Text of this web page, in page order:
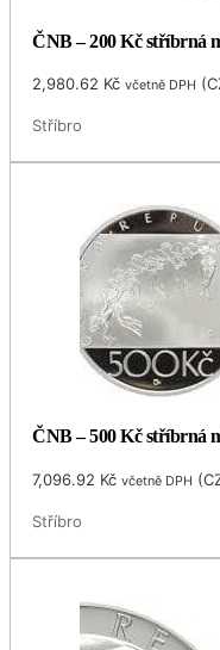
ČNB – 200 Kč stříbrná
2,980.62 Kč včetně DPH (
Stříbro
ČNB – 500 Kč stříbrná
7,096.92 Kč včetně DPH (
Stříbro